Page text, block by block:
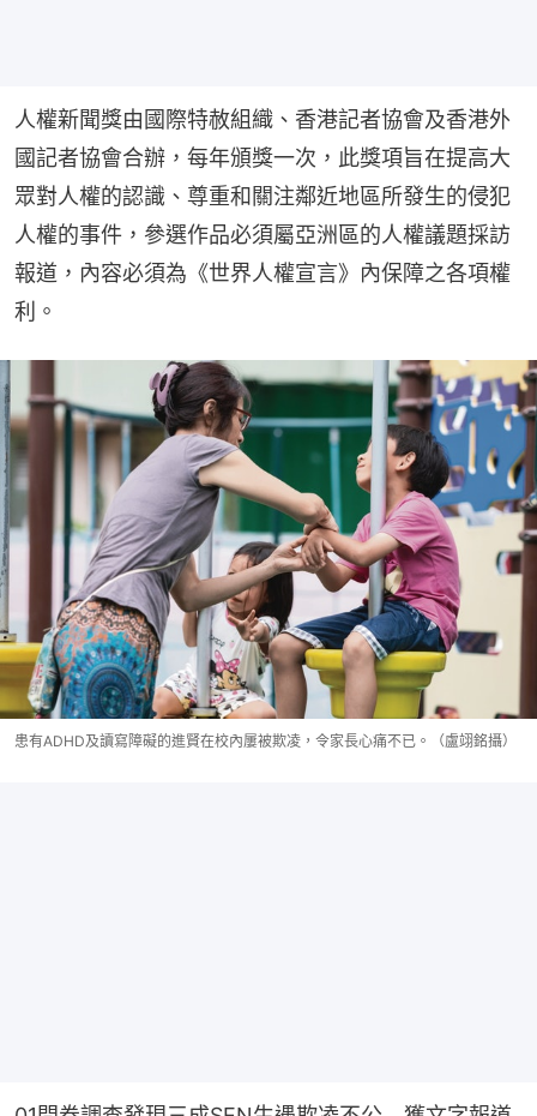
人權新聞獎由國際特赦組織、香港記者協會及香港外
國記者協會合辦，每年頒獎一次，此獎項旨在提高大
眾對人權的認識、尊重和關注鄰近地區所發生的侵犯
人權的事件，參選作品必須屬亞洲區的人權議題採訪
報道，內容必須為《世界人權宣言》內保障之各項權
利。
患有ADHD及讀寫障礙的進賢在校內屢被欺凌，令家長心痛不已。（盧翊銘攝）